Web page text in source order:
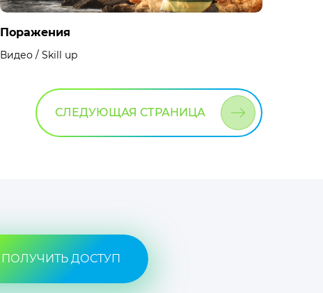
Поражения
Видео / Skill up
СЛЕДУЮЩАЯ СТРАНИЦА
ПОЛУЧИТЬ ДОСТУП